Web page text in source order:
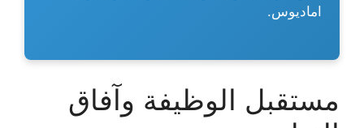
اماديوس.
مستقبل الوظيفة وآفاق